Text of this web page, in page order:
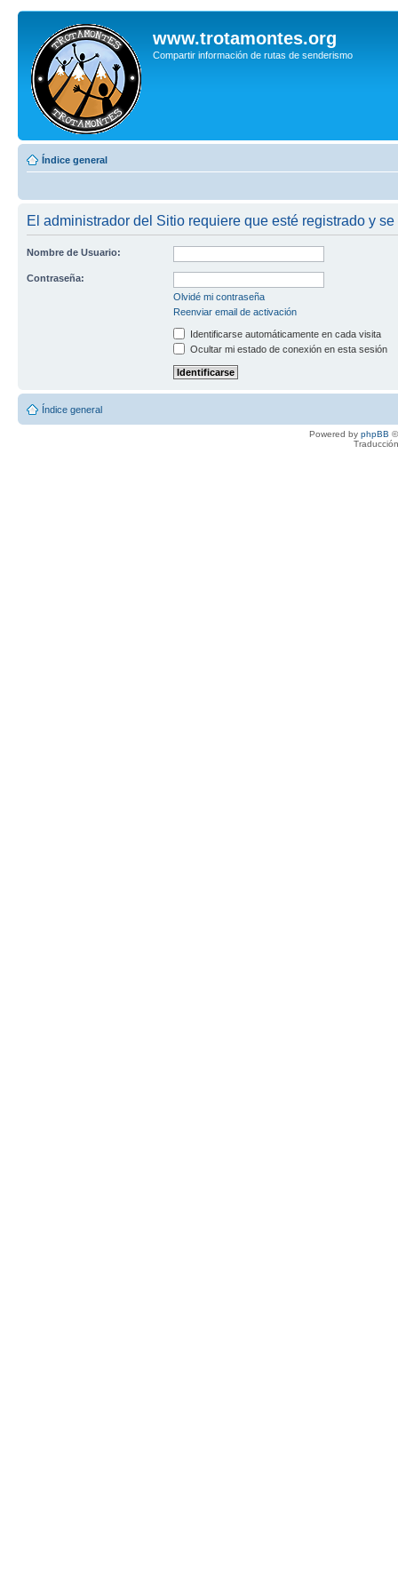
www.trotamontes.org
Compartir información de rutas de senderismo
Índice general
El administrador del Sitio requiere que esté registrado y
Nombre de Usuario:
Contraseña:
Olvidé mi contraseña
Reenviar email de activación
Identificarse automáticamente en cada visita
Ocultar mi estado de conexión en esta sesión
Índice general
Powered by phpBB